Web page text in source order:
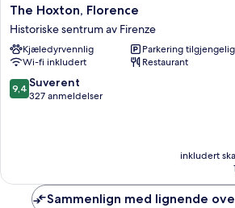
The
Hoxton,
Florence
Historiske
sentrum
av
Firenze
The Hoxton, Florence
Historiske sentrum av Firenze
Kjæledyrvennlig
Parkering tilgjengelig
Wi-fi inkludert
Restaurant
9.4
av
9,4 Suverent
327 anmeldelser
inkludert
Sammenlign med lignende